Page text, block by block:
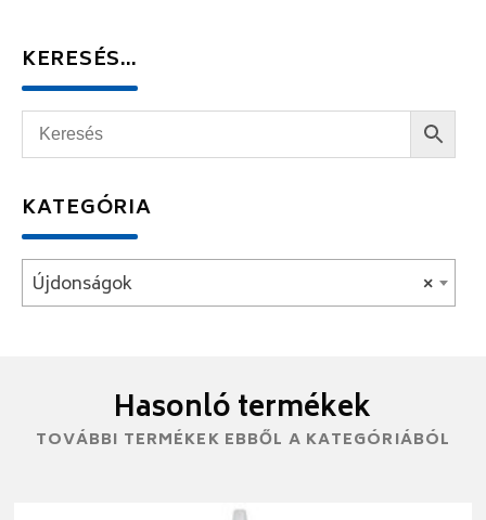
KERESÉS…
KATEGÓRIA
×
Újdonságok
Hasonló termékek
TOVÁBBI TERMÉKEK EBBŐL A KATEGÓRIÁBÓL